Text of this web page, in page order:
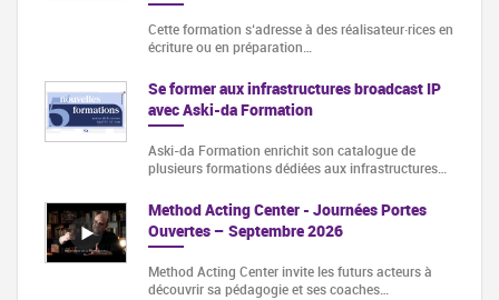
Cette formation s‘adresse à des réalisateur·rices en
écriture ou en préparation…
Se former aux infrastructures broadcast IP
avec Aski-da Formation
Aski-da Formation enrichit son catalogue de
plusieurs formations dédiées aux infrastructures…
Method Acting Center - Journées Portes
Ouvertes – Septembre 2026
Method Acting Center invite les futurs acteurs à
découvrir sa pédagogie et ses coaches…